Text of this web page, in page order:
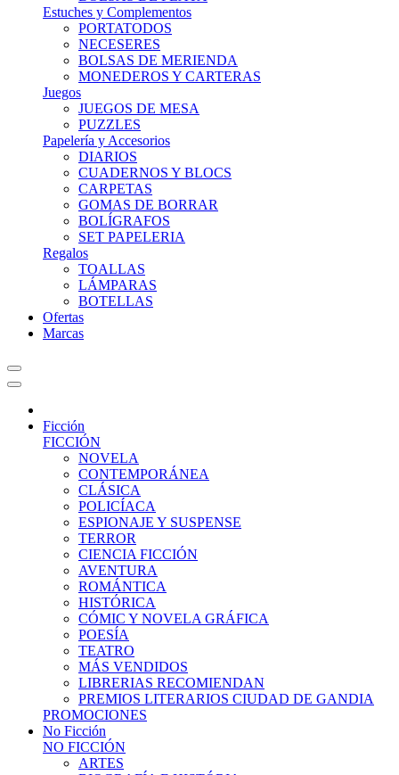
Estuches y Complementos
PORTATODOS
NECESERES
BOLSAS DE MERIENDA
MONEDEROS Y CARTERAS
Juegos
JUEGOS DE MESA
PUZZLES
Papelería y Accesorios
DIARIOS
CUADERNOS Y BLOCS
CARPETAS
GOMAS DE BORRAR
BOLÍGRAFOS
SET PAPELERIA
Regalos
TOALLAS
LÁMPARAS
BOTELLAS
Ofertas
Marcas
Ficción
FICCIÓN
NOVELA
CONTEMPORÁNEA
CLÁSICA
POLICÍACA
ESPIONAJE Y SUSPENSE
TERROR
CIENCIA FICCIÓN
AVENTURA
ROMÁNTICA
HISTÓRICA
CÓMIC Y NOVELA GRÁFICA
POESÍA
TEATRO
MÁS VENDIDOS
LIBRERIAS RECOMIENDAN
PREMIOS LITERARIOS CIUDAD DE GANDIA
PROMOCIONES
No Ficción
NO FICCIÓN
ARTES